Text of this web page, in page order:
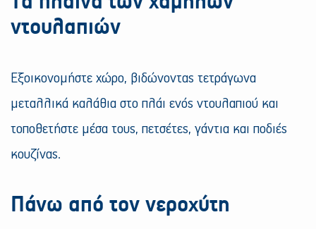
ντουλαπιών
Εξοικονομήστε χώρο, βιδώνοντας τετράγωνα
μεταλλικά καλάθια στο πλάι ενός ντουλαπιού και
τοποθετήστε μέσα τους, πετσέτες, γάντια και ποδιές
κουζίνας.
Πάνω από τον νεροχύτη